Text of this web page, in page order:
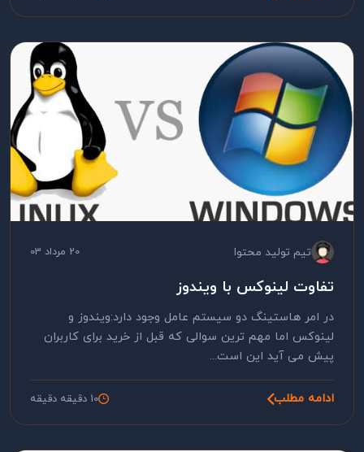
تیم تولید محتوا 20 مرداد 03
تفاوت لینوکس با ویندوز
در امر هاستینگ دو سیستم عامل وجود دارد:ویندوز و
لینوکس اما مهم ترین سوالی که قبل از خرید برای کاربران
پیش می آید این است...
ادامه مطلب 10 دقیقه دقیقه